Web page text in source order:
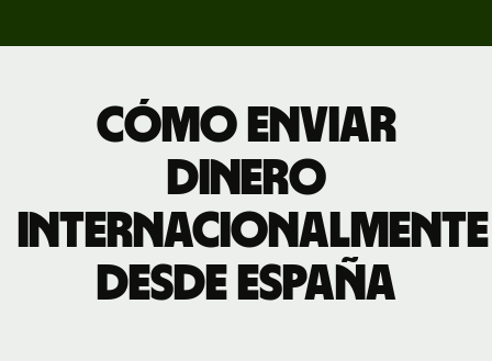
Cómo enviar
dinero
internacionalmente
desde España